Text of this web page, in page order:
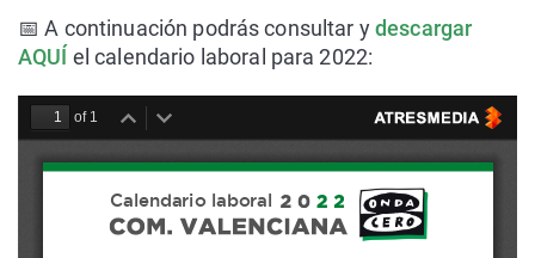
📅 A continuación podrás consultar ydescargar
AQUÍ el calendario laboral para 2022: